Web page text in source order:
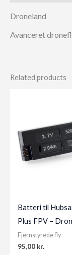
Droneland
Avanceret
Related products
Batteri til
Plus FPV –
Fjernstyrede fly
95,00 kr.